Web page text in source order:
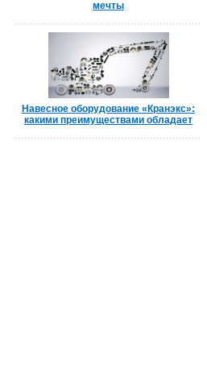
мечты
Навесное оборудование «Кранэкс»:
какими преимуществами обладает